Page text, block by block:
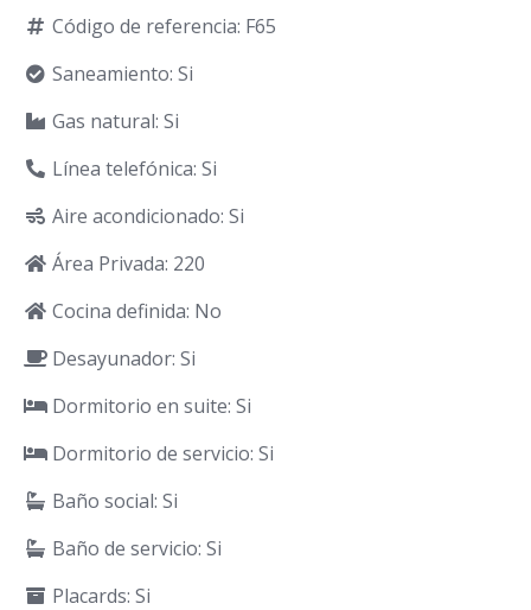
Código de referencia: F65
Saneamiento: Si
Gas natural: Si
Línea telefónica: Si
Aire acondicionado: Si
Área Privada: 220
Cocina definida: No
Desayunador: Si
Dormitorio en suite: Si
Dormitorio de servicio: Si
Baño social: Si
Baño de servicio: Si
Placards: Si